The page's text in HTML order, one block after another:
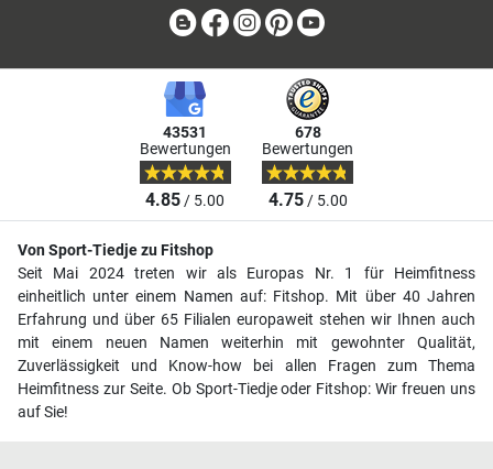
BlogFacebook
Instagram
Pinterest
43531
Bewertungen
4.85/ 5.00
678
Bewertungen
4.75/ 5.00
Von Sport-Tiedje zu Fitshop
Seit Mai 2024 treten wir als Europas Nr. 1 für Heimfitness
einheitlich unter einem Namen auf: Fitshop. Mit über 40 Jahren
Erfahrung und über 65 Filialen europaweit stehen wir Ihnen auch
mit einem neuen Namen weiterhin mit gewohnter Qualität,
Zuverlässigkeit und Know-how bei allen Fragen zum Thema
Heimfitness zur Seite. Ob Sport-Tiedje oder Fitshop: Wir freuen uns
auf Sie!